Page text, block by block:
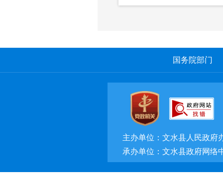
公共资源
社会公益事业建设
网站年度报表
基层政务公开标准化、
国务院部门
主办单位：文水县人民政府
承办单位：文水县政府网络